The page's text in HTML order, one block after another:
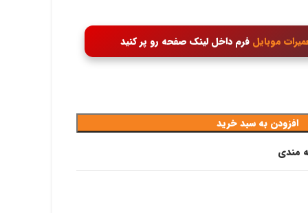
افزودن به سبد خرید
موبایل فرم داخل لینک صفحه رو پر کنید
مندی